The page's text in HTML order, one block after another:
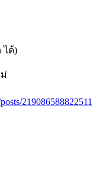
ได้)
219086588822511